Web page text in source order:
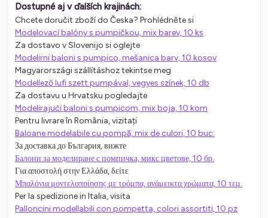
Dostupné aj v ďalších krajinách:
Chcete doručit zboží do Česka? Prohlédněte si
Modelovací balóny s pumpičkou, mix barev, 10 ks
Za dostavo v Slovenijo si oglejte
Modelirni baloni s pumpico, mešanica barv, 10 kosov
Magyarországi szállításhoz tekintse meg
Modellező lufi szett pumpával, vegyes színek, 10 db
Za dostavu u Hrvatsku pogledajte
Modelirajući baloni s pumpicom, mix boja, 10 kom
Pentru livrare în România, vizitați
Baloane modelabile cu pompă, mix de culori, 10 buc.
За доставка до България, вижте
Балони за моделиране с помпичка, микс цветове, 10 бр.
Για αποστολή στην Ελλάδα, δείτε
Μπαλόνια μοντελοποίησης με τρόμπα, ανάμεικτα χρώματα, 10 τεμ.
Per la spedizione in Italia, visita
Palloncini modellabili con pompetta, colori assortiti, 10 pz